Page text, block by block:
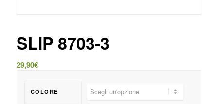
SLIP 8703-3
29,90€
COLORE